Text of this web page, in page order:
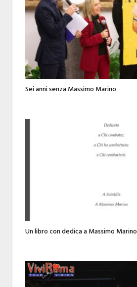
Sei anni senza Massimo Marino
Un libro con dedica a Massimo Marino